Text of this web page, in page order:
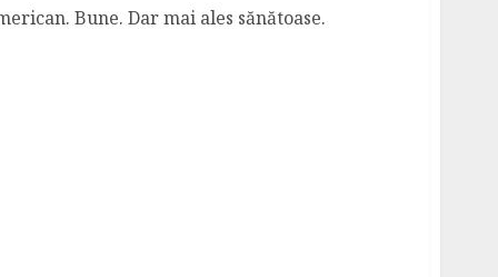
Bune. Dar mai ales sănătoase.